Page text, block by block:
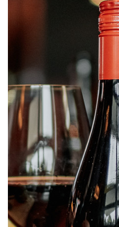
À PROPOS EMPLOIS EN
TRAITEUR ÉVÉNEMENTIEL NOUS
DONNER VOTRE OPINION